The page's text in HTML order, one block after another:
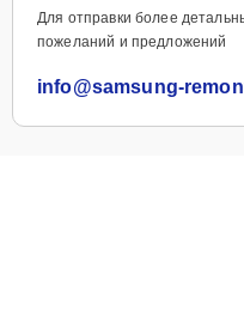
Для отправки более
пожеланий и предложений
info@samsung-